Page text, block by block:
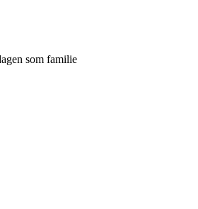
som familie